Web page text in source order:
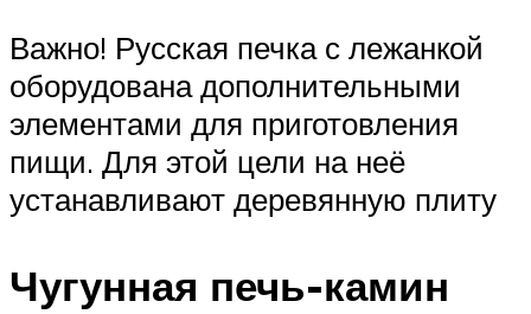
Важно! Русская печка с лежанкой
оборудована дополнительными
элементами для приготовления
пищи. Для этой цели на неё
устанавливают деревянную плиту
Чугунная печь-камин